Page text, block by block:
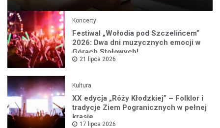
Koncerty
Festiwal „Wołodia pod Szczelińcem”
2026: Dwa dni muzycznych emocji w
Górach Stołowych!
21 lipca 2026
Kultura
XX edycja „Róży Kłodzkiej” – Folklor i
tradycje Ziem Pogranicznych w pełnej
krasie
17 lipca 2026